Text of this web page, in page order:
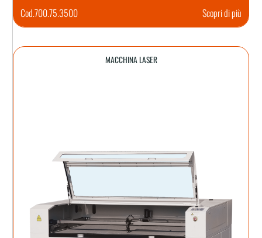
Cod.700.75.3500 Scopri di più
MACCHINA LASER